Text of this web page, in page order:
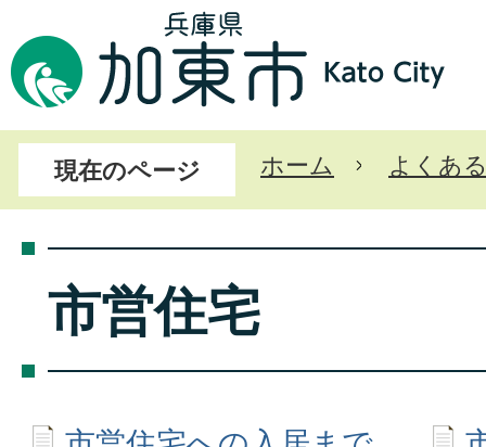
現在のページ ホーム よくあ
市営住宅